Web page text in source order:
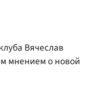
Вячеслав
мнением о новой